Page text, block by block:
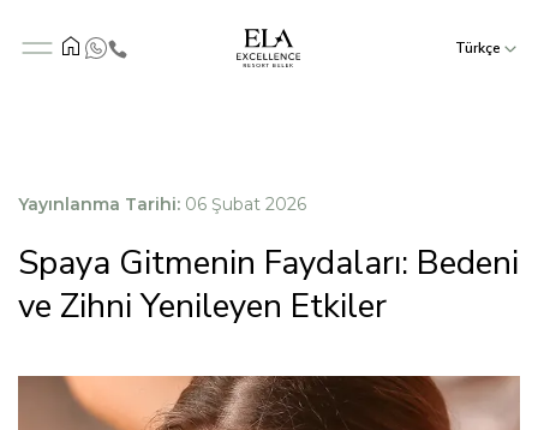
Türkçe
Yayınlanma Tarihi: 06 Şubat 2026
Spaya Gitmenin Faydaları: Bedeni
ve Zihni Yenileyen Etkiler